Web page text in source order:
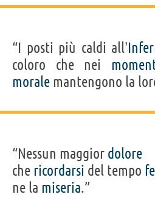
“I posti più caldi all'
coloro che nei
morale mantengono la
“Nessun maggior dolore
che ricordarsi del tempo
ne la miseria.”